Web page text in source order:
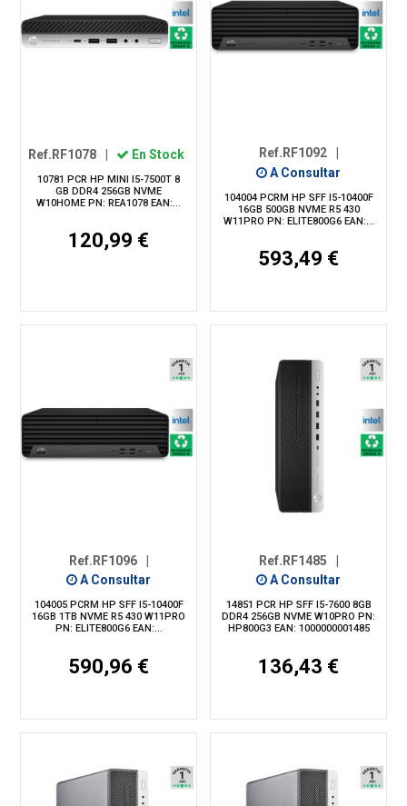
Ref.RF1078 | En Stock
10781 PCR HP MINI I5-7500T 8
GB DDR4 256GB NVME
W10HOME PN: REA1078 EAN:...
120,99 €
Ref.RF1092
A Consultar
104004 PCRM HP SFF I5-10400F
16GB 500GB NVME R5 430
W11PRO PN: ELITE800G6 EAN:...
593,49 €
Ref.RF1096
A Consultar
104005 PCRM HP SFF I5-10400F
16GB 1TB NVME R5 430 W11PRO
PN: ELITE800G6 EAN:...
590,96 €
Ref.RF1485
A Consultar
14851 PCR HP SFF I5-7600 8GB
DDR4 256GB NVME W10PRO PN:
HP800G3 EAN: 1000000001485
136,43 €